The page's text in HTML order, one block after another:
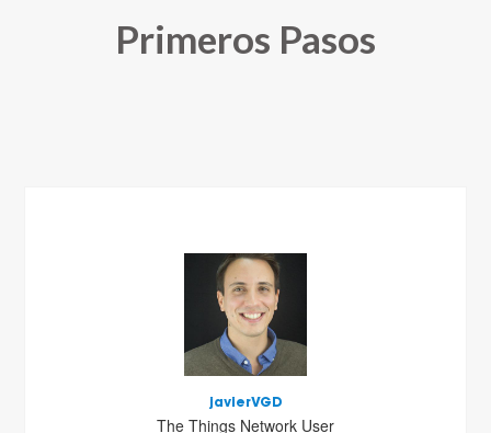
Primeros Pasos
javierVGD
The Things Network User